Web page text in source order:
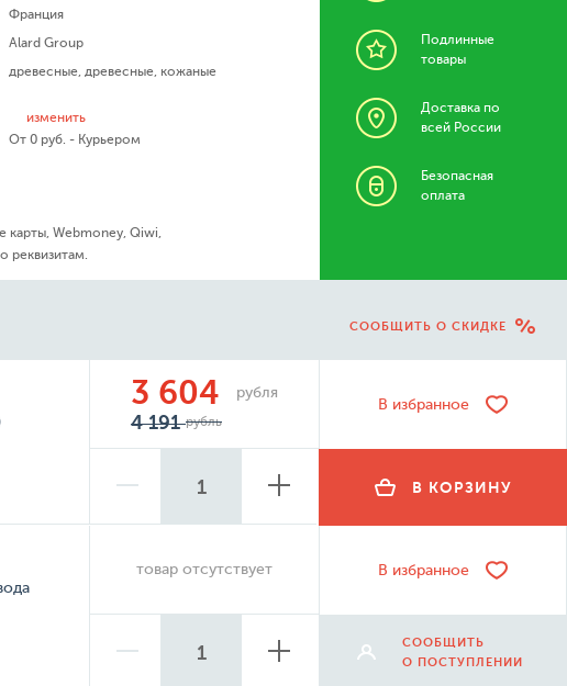
Франция
Alard Group
древесные, древесные, кожаные
изменить
От 0 руб. - Курьером
карты, Webmoney, Qiwi,
реквизитам.
Подлинные
товары
Доставка по
всей России
Безопасная
оплата
СООБЩИТЬ О СКИДКЕ
3 604 рубля
4 191рубль
В избранное
В КОРЗИНУ
товар отсутствует В избранное
СООБЩИТЬ
О ПОСТУПЛЕНИИ